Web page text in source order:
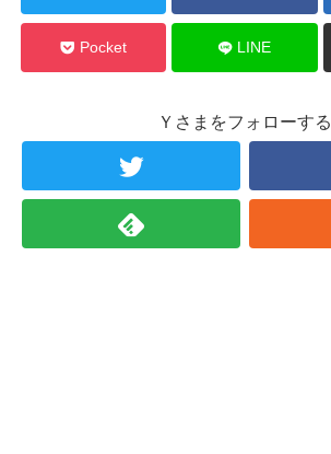
Pocket LINE
Ｙさまをフォローする